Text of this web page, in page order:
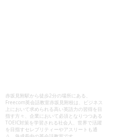
赤坂見附駅から徒歩2分の場所にある、
Freecom英会話教室赤坂見附校は、ビジネス
上において求められる高い英語力の習得を目
指す方々、企業において必須となりつつある
TOEIC対策を学習される社会人、世界で活躍
を目指すセレブリティーやアスリートも通